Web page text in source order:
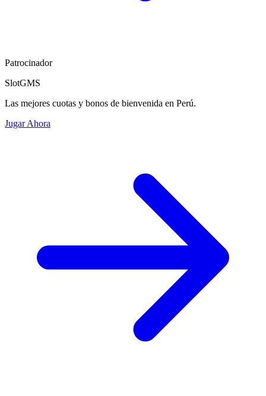
Patrocinador
SlotGMS
Las mejores cuotas y bonos de bienvenida en Perú.
Jugar Ahora